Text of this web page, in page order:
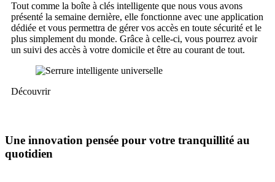
Tout comme la boîte à clés intelligente que nous vous avons
présenté la semaine dernière, elle fonctionne avec une application
dédiée et vous permettra de gérer vos accès en toute sécurité et le
plus simplement du monde. Grâce à celle-ci, vous pourrez avoir
un suivi des accès à votre domicile et être au courant de tout.
Découvrir
Une innovation pensée pour votre tranquillité au
quotidien